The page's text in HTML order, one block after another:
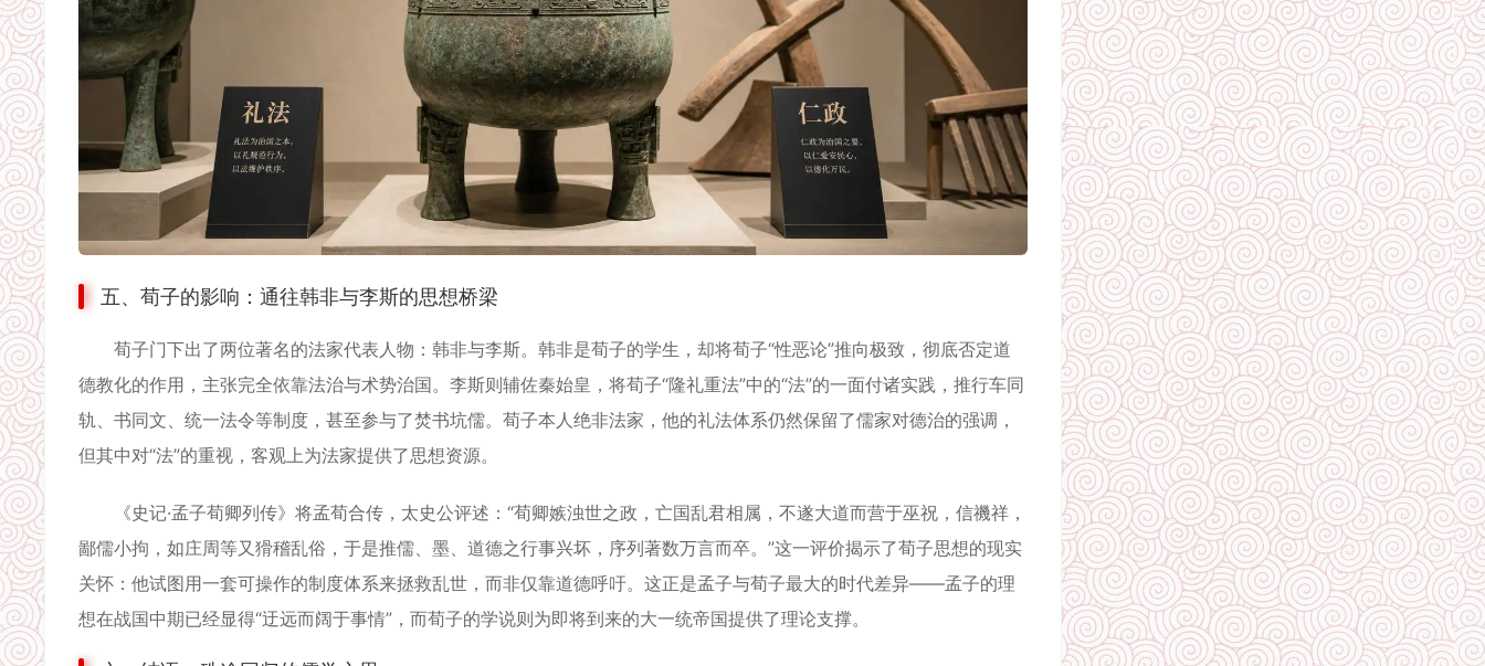
五、荀子的影响：通往韩非与李斯的思想桥梁
荀子门下出了两位著名的法家代表人物：韩非与李斯。韩非是荀子的学生，却将荀子“性恶论”推向极致，彻底否定道
德教化的作用，主张完全依靠法治与术势治国。李斯则辅佐秦始皇，将荀子“隆礼重法”中的“法”的一面付诸实践，推行车同
轨、书同文、统一法令等制度，甚至参与了焚书坑儒。荀子本人绝非法家，他的礼法体系仍然保留了儒家对德治的强调，
但其中对“法”的重视，客观上为法家提供了思想资源。
《史记·孟子荀卿列传》将孟荀合传，太史公评述：“荀卿嫉浊世之政，亡国乱君相属，不遂大道而营于巫祝，信禨祥，
鄙儒小拘，如庄周等又猾稽乱俗，于是推儒、墨、道德之行事兴坏，序列著数万言而卒。”这一评价揭示了荀子思想的现实
关怀：他试图用一套可操作的制度体系来拯救乱世，而非仅靠道德呼吁。这正是孟子与荀子最大的时代差异——孟子的理
想在战国中期已经显得“迂远而阔于事情”，而荀子的学说则为即将到来的大一统帝国提供了理论支撑。